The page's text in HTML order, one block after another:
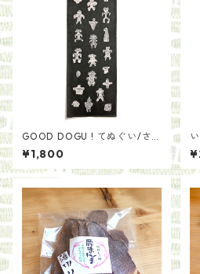
GOOD DOGU ! てぬぐい/さ
とうゆかり
¥1,800